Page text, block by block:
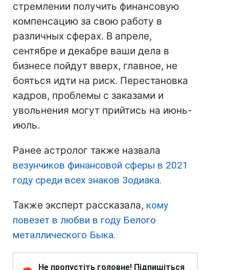
стремлении получить финансовую
компенсацию за свою работу в
различных сферах. В апреле,
сентябре и декабре ваши дела в
бизнесе пойдут вверх, главное, не
бояться идти на риск. Перестановка
кадров, проблемы с заказами и
увольнения могут прийтись на июнь-
июль.
Ранее астролог также назвала
везунчиков финансовой сферы в 2021
году среди всех знаков Зодиака.
Также эксперт рассказала, кому
повезет в любви в году Белого
металлического Быка.
Не пропустіть головне! Підпишіться